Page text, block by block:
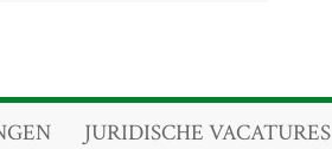
JURIDISCHE VACATURES